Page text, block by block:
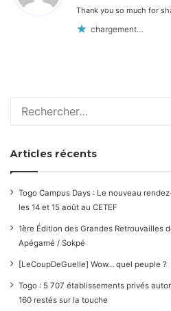
Thank you so much for
chargement…
Articles récents
Togo Campus Days : Le nouveau
les 14 et 15 août au CETEF
1ère Édition des Grandes Retrouvailles
Apégamé / Sokpé
[LeCoupDeGuelle] Wow… quel peuple ?
Togo : 5 707 établissements privés
160 restés sur la touche